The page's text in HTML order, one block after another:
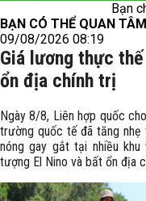
Bạn
BẠN CÓ THỂ QUAN TÂM
09/08/2026 08:19
Giá lương thực
ổn địa chính trị
Ngày 8/8, Liên hợp quốc
trường quốc tế đã tăng nhẹ
nóng gay gắt tại nhiều
tượng El Nino và bất ổn địa